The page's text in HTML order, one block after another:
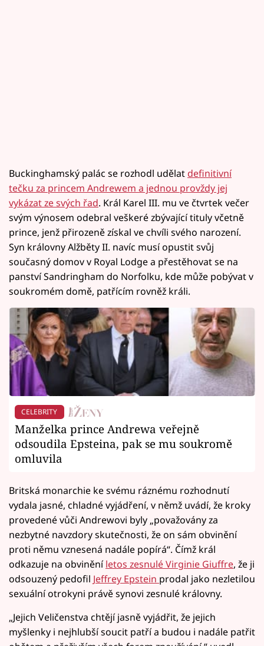
Buckinghamský palác se rozhodl udělat definitivní
tečku za princem Andrewem a jednou provždy jej
vykázat ze svých řad. Král Karel III. mu ve čtvrtek večer
svým výnosem odebral veškeré zbývající tituly včetně
prince, jenž přirozeně získal ve chvíli svého narození.
Syn královny Alžběty II. navíc musí opustit svůj
současný domov v Royal Lodge a přestěhovat se na
panství Sandringham do Norfolku, kde může pobývat v
soukromém domě, patřícím rovněž králi.
CELEBRITY
Manželka prince Andrewa veřejně
odsoudila Epsteina, pak se mu soukromě
omluvila
Britská monarchie ke svému ráznému rozhodnutí
vydala jasné, chladné vyjádření, v němž uvádí, že kroky
provedené vůči Andrewovi byly „považovány za
nezbytné navzdory skutečnosti, že on sám obvinění
proti němu vznesená nadále popírá“. Čímž král
odkazuje na obviněníletos zesnulé Virginie Giuffre, že ji
odsouzený pedofil Jeffrey Epstein prodal jako nezletilou
sexuální otrokyni právě synovi zesnulé královny.
„Jejich Veličenstva chtějí jasně vyjádřit, že jejich
myšlenky i nejhlubší soucit patří a budou i nadále patřit